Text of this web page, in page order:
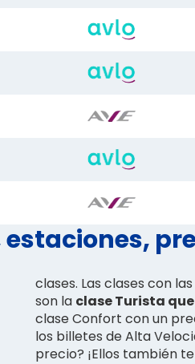
clases. Las clases con
son la clase Turista
clase Confort con un
los billetes de Alta
precio? ¡Ellos también